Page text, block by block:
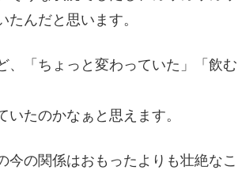
んだと思います。
、「ちょっと変わっていた」「飲む
たのかなぁと思えます。
今の関係はおもったよりも壮絶なこ